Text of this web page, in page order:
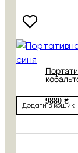
9880 ₴
Додати в кошик